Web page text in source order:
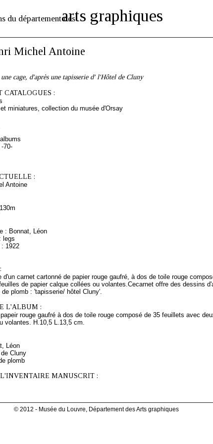
du département desarts graphiques
Michel Antoine
cage, d'après une tapisserie d' l'Hôtel de Cluny
CATALOGUES :
miniatures, collection du musée d'Orsay
70-
:
Antoine
: Bonnat, Léon
legs
1922
d'un carnet cartonné de papier rouge gaufré, à dos de toile rouge
de papier calque collées ou volantes.Cecarnet offre des dessins
plomb : 'tapisserie/ hôtel Cluny'.
L'ALBUM :
rouge gaufré à dos de toile rouge composé de 35 feuillets avec
volantes. H.10,5 L.13,5 cm.
Léon
Cluny
plomb
MANUSCRIT :
© 2012 - Musée du Louvre, Département des Arts graphiques